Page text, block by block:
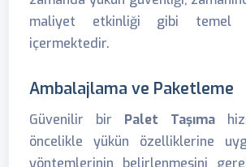
maliyet etkinliği gibi temel
içermektedir.
Ambalajlama ve Paketleme
Güvenilir bir Palet Taşıma
öncelikle yükün özelliklerine
yöntemlerinin belirlenmesini